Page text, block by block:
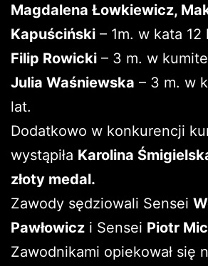
Magdalena Łowkiewicz,
Kapuściński – 1m. w kata 12
Filip Rowicki – 3 m. w
Julia Waśniewska – 3 m. w
lat.
Dodatkowo w konkurencji
wystąpiła Karolina
złoty medal.
Zawody sędziowali Sensei
Pawłowicz i Sensei Piotr
Zawodnikami opiekował się